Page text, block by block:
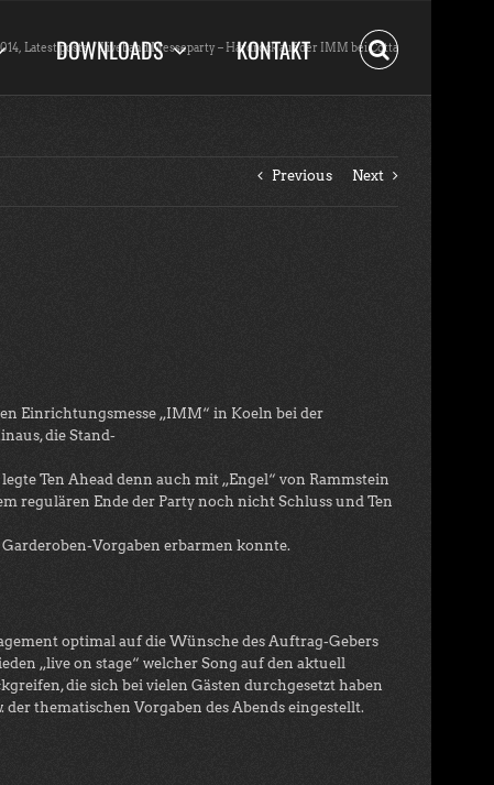
DOWNLOADS KONTAKT
Latest posts Liveband Messeparty – Hardrock auf der IMM bei Cotta
Previous Next
Einrichtungsmesse „IMM“ in Koeln bei der
die Stand-
Ten Ahead denn auch mit „Engel“ von Rammstein
regulären Ende der Party noch nicht Schluss und Ten
Vorgaben erbarmen konnte.
optimal auf die Wünsche des Auftrag-Gebers
„live on stage“ welcher Song auf den aktuell
die sich bei vielen Gästen durchgesetzt haben
thematischen Vorgaben des Abends eingestellt.